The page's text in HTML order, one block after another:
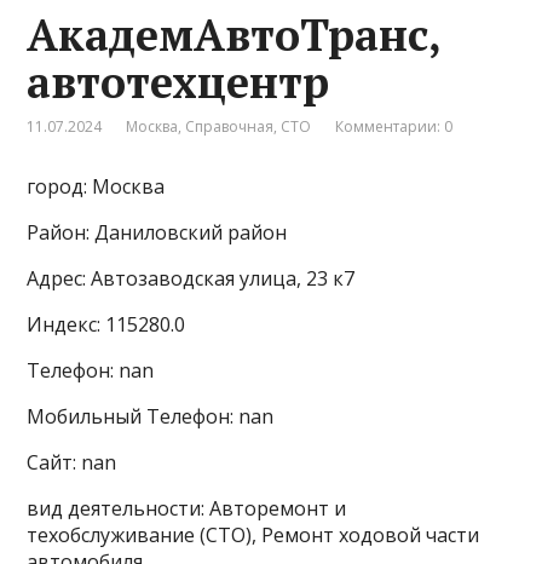
АкадемАвтоТранс,
автотехцентр
11.07.2024 Москва, Справочная, СТО Комментарии: 0
город: Москва
Район: Даниловский район
Адрес: Автозаводская улица, 23 к7
Индекс: 115280.0
Телефон: nan
Мобильный Телефон: nan
Сайт: nan
вид деятельности: Авторемонт и
техобслуживание (СТО), Ремонт ходовой части